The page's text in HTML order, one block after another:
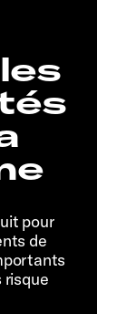
pour
de
risque